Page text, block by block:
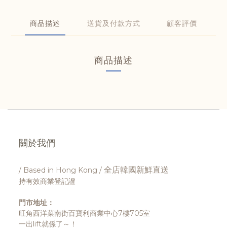
商品描述 送貨及付款方式 顧客評價
商品描述
關於我們
/ Based in Hong Kong / 全店韓國新鮮直送
持有效商業登記證
門市地址：
旺角西洋菜南街百寶利商業中心7樓705室
一出lift就係了～！